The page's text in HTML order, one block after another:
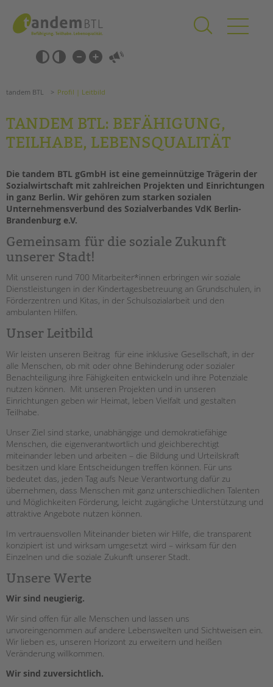
springen
Barrierefrei-
Einstellungen
überspringen
überspringen
SCHULE & GANZTAG
Förderzentren
Kollegs
EFöB
Schulbezogene Sozialarbeit
Tagesgruppen
HILFEN ZUR ERZIEHUNG
EINGLIEDERUNGSHILFE
TANDEM BTL AKADEMIE
Zertfikatskurse
Seminarkalender
Seminarräume
STADTTEILARBEIT
PROFIL | LEITBILD
Bereiche im Überblick
Kinder- und Jugendschutz
Gesellschafter VdK
schoolcoach BTL
KARRIERE
tandem als Arbeitgeberin
NEWS/BLOG
unkuerzbar
Suchen
tandem BTL Profil | Leitbild
TANDEM BTL: BEFÄHIGUNG,
TEILHABE, LEBENSQUALITÄT
Die tandem BTL gGmbH ist eine gemeinnützige Trägerin der
Sozialwirtschaft mit zahlreichen Projekten und Einrichtungen
in ganz Berlin. Wir gehören zum starken sozialen
Unternehmensverbund des Sozialverbandes VdK Berlin-
Brandenburg e.V.
Gemeinsam für die soziale Zukunft
unserer Stadt!
Mit unseren rund 700 Mitarbeiter*innen erbringen wir soziale
Dienstleistungen in der Kindertagesbetreuung an Grundschulen, in
Förderzentren und Kitas, in der Schulsozialarbeit und den
ambulanten Hilfen.
Unser Leitbild
Wir leisten unseren Beitrag für eine inklusive Gesellschaft, in der
alle Menschen, ob mit oder ohne Behinderung oder sozialer
Benachteiligung ihre Fähigkeiten entwickeln und ihre Potenziale
nutzen können. Mit unseren Projekten und in unseren
Einrichtungen geben wir Heimat, leben Vielfalt und gestalten
Teilhabe.
Unser Ziel sind starke, unabhängige und demokratiefähige
Menschen, die eigenverantwortlich und gleichberechtigt
miteinander leben und arbeiten – die Bildung und Urteilskraft
besitzen und klare Entscheidungen treffen können. Für uns
bedeutet das, jeden Tag aufs Neue Verantwortung dafür zu
übernehmen, dass Menschen mit ganz unterschiedlichen Talenten
und Möglichkeiten Förderung, leicht zugängliche Unterstützung und
attraktive Angebote nutzen können.
Im vertrauensvollen Miteinander bieten wir Hilfe, die transparent
konzipiert ist und wirksam umgesetzt wird – wirksam für den
Einzelnen und die soziale Zukunft unserer Stadt.
Unsere Werte
Wir sind neugierig.
Wir sind offen für alle Menschen und lassen uns
unvoreingenommen auf andere Lebenswelten und Sichtweisen ein.
Wir lieben es, unseren Horizont zu erweitern und heißen
Veränderung willkommen.
Wir sind zuversichtlich.